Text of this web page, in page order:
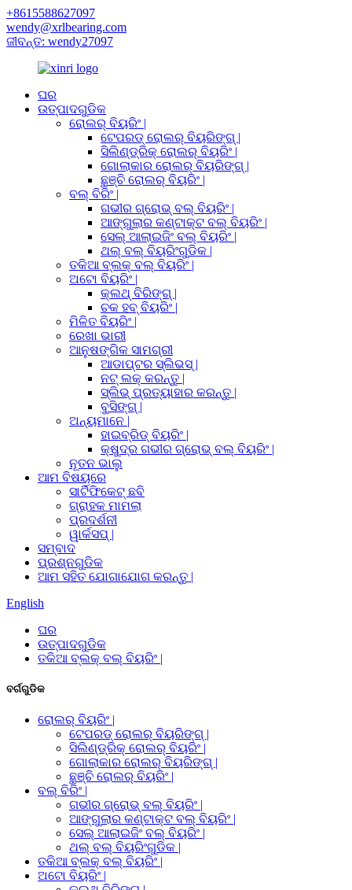
+8615588627097
wendy@xrlbearing.com
ଜୀବନ୍ତ: wendy27097
ଘର
ଉତ୍ପାଦଗୁଡିକ
ରୋଲର୍ ବିୟରିଂ |
ଟେପରଡ୍ ରୋଲର୍ ବିୟରିଙ୍ଗ୍ |
ସିଲିଣ୍ଡ୍ରିକ୍ ରୋଲର୍ ବିୟରିଂ |
ଗୋଲାକାର ରୋଲର୍ ବିୟରିଙ୍ଗ୍ |
ଛୁଞ୍ଚି ରୋଲର୍ ବିୟରିଂ |
ବଲ୍ ବିରିଂ |
ଗଭୀର ଗ୍ରୋଭ୍ ବଲ୍ ବିୟରିଂ |
ଆଙ୍ଗୁଲାର କଣ୍ଟାକ୍ଟ ବଲ୍ ବିୟରିଂ |
ସେଲ୍ ଆଲାଇଜିଂ ବଲ୍ ବିୟରିଂ |
ଥଲ୍ ବଲ୍ ବିୟରିଂଗୁଡିକ |
ତକିଆ ବ୍ଲକ୍ ବଲ୍ ବିୟରିଂ |
ଅଟୋ ବିୟରିଂ |
କ୍ଲଥ୍ ବିରିଙ୍ଗ୍ |
ଚକ ହବ୍ ବିୟରିଂ |
ମିଳିତ ବିୟରିଂ |
ରେଖା ଭାରୀ
ଆନୁଷଙ୍ଗିକ ସାମଗ୍ରୀ
ଆଡାପ୍ଟର ସ୍ଲିଭସ୍ |
ନଟ୍ ଲକ୍ କରନ୍ତୁ |
ସ୍ଲିଭ୍ ପ୍ରତ୍ୟାହାର କରନ୍ତୁ |
ବୁସିଙ୍ଗ୍ |
ଅନ୍ୟମାନେ |
ହାଇବ୍ରିଡ୍ ବିୟରିଂ |
କ୍ଷୁଦ୍ର ଗଭୀର ଗ୍ରୋଭ୍ ବଲ୍ ବିୟରିଂ |
ନୂତନ ଭାଲୁ
ଆମ ବିଷୟରେ
ସାର୍ଟିଫିକେଟ୍ ଛବି
ଗ୍ରାହକ ମାମଲା
ପ୍ରଦର୍ଶନୀ
ୱାର୍କସପ୍ |
ସମ୍ବାଦ
ପ୍ରଶ୍ନଗୁଡିକ
ଆମ ସହିତ ଯୋଗାଯୋଗ କରନ୍ତୁ |
English
ଘର
ଉତ୍ପାଦଗୁଡିକ
ତକିଆ ବ୍ଲକ୍ ବଲ୍ ବିୟରିଂ |
ବର୍ଗଗୁଡିକ
ରୋଲର୍ ବିୟରିଂ |
ଟେପରଡ୍ ରୋଲର୍ ବିୟରିଙ୍ଗ୍ |
ସିଲିଣ୍ଡ୍ରିକ୍ ରୋଲର୍ ବିୟରିଂ |
ଗୋଲାକାର ରୋଲର୍ ବିୟରିଙ୍ଗ୍ |
ଛୁଞ୍ଚି ରୋଲର୍ ବିୟରିଂ |
ବଲ୍ ବିରିଂ |
ଗଭୀର ଗ୍ରୋଭ୍ ବଲ୍ ବିୟରିଂ |
ଆଙ୍ଗୁଲାର କଣ୍ଟାକ୍ଟ ବଲ୍ ବିୟରିଂ |
ସେଲ୍ ଆଲାଇଜିଂ ବଲ୍ ବିୟରିଂ |
ଥଲ୍ ବଲ୍ ବିୟରିଂଗୁଡିକ |
ତକିଆ ବ୍ଲକ୍ ବଲ୍ ବିୟରିଂ |
ଅଟୋ ବିୟରିଂ |